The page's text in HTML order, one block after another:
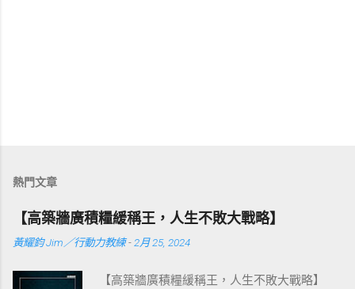
熱門文章
【高築牆廣積糧緩稱王，人生不敗大戰略】
黃耀鈞 Jim／行動力教練 - 2月 25, 2024
【高築牆廣積糧緩稱王，人生不敗大戰略】